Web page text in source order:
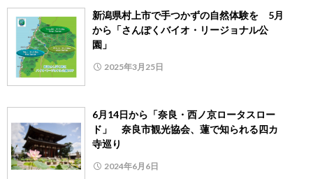
新潟県村上市で手つかずの自然体験を 5月
から「さんぽくバイオ・リージョナル公
園」
2025年3月25日
6月14日から「奈良・西ノ京ロータスロー
ド」 奈良市観光協会、蓮で知られる四カ
寺巡り
2024年6月6日